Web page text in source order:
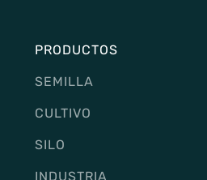
PRODUCTOS
SEMILLA
CULTIVO
SILO
INDUSTRIA